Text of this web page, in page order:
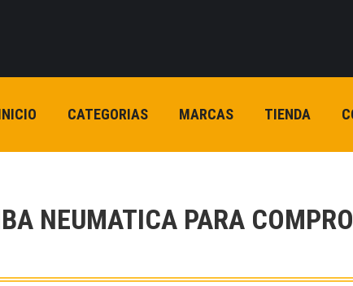
CATEGORIAS MARCAS TIENDA
NEUMATICA PARA